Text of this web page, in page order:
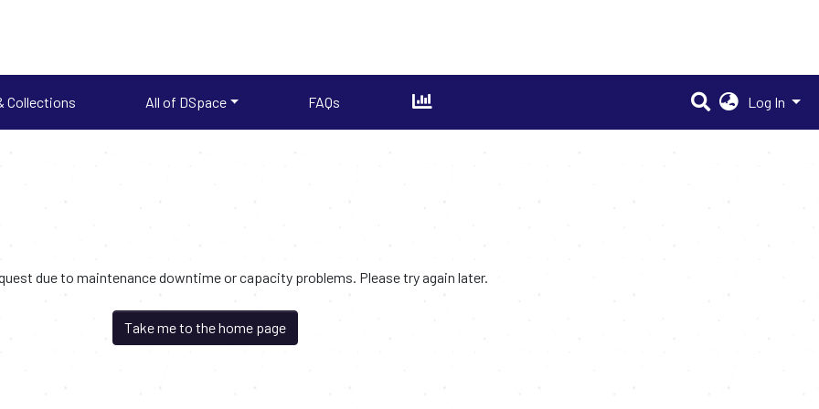
Collections All of DSpace FAQs Log In
due to maintenance downtime or capacity problems. Please try again later.
Take me to the home page